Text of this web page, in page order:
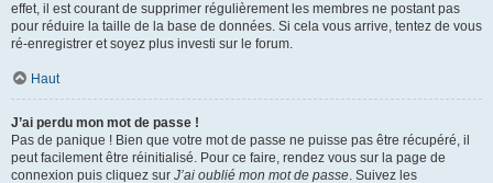
effet, il est courant de supprimer régulièrement les membres ne postant pas
pour réduire la taille de la base de données. Si cela vous arrive, tentez de vous
ré-enregistrer et soyez plus investi sur le forum.
Haut
J’ai perdu mon mot de passe !
Pas de panique ! Bien que votre mot de passe ne puisse pas être récupéré, il
peut facilement être réinitialisé. Pour ce faire, rendez vous sur la page de
connexion puis cliquez sur J’ai oublié mon mot de passe. Suivez les